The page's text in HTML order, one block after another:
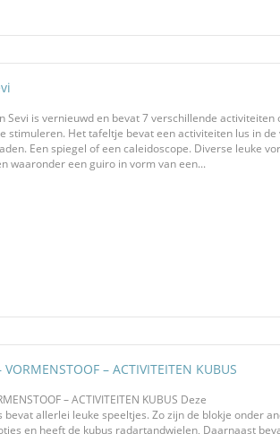
Sevi is vernieuwd en bevat 7 verschillende activiteiten
stimuleren. Het tafeltje bevat een activiteiten lus in de
Een spiegel of een caleidoscope. Diverse leuke
waaronder een guiro in vorm van een...
– ACTIVITEITEN KUBUS
– ACTIVITEITEN KUBUS Deze
allerlei leuke speeltjes. Zo zijn de blokje onder
en heeft de kubus radartandwielen, Daarnaast